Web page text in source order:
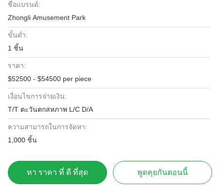
ชื่อแบรนด์:
Zhongli Amusement Park
ขั้นต่ำ:
1 ชิ้น
ราคา:
$52500 - $54500 per piece
เงื่อนไขการจ่ายเงิน:
T/T ตะวันตกสหภาพ L/C D/A
ความสามารถในการจัดหา:
1,000 ชิ้น
หา ราคา ที่ ดี ที่สุด พูดคุยกันตอนนี้